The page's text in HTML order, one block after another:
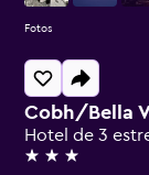
Cobh/Bella
Hotel de 3
3 estrellas
Fotos